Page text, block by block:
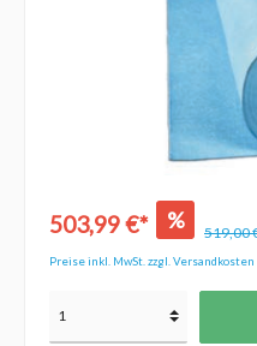
503,99 €* % 519,00
Preise inkl. MwSt. zzgl. Versandkosten